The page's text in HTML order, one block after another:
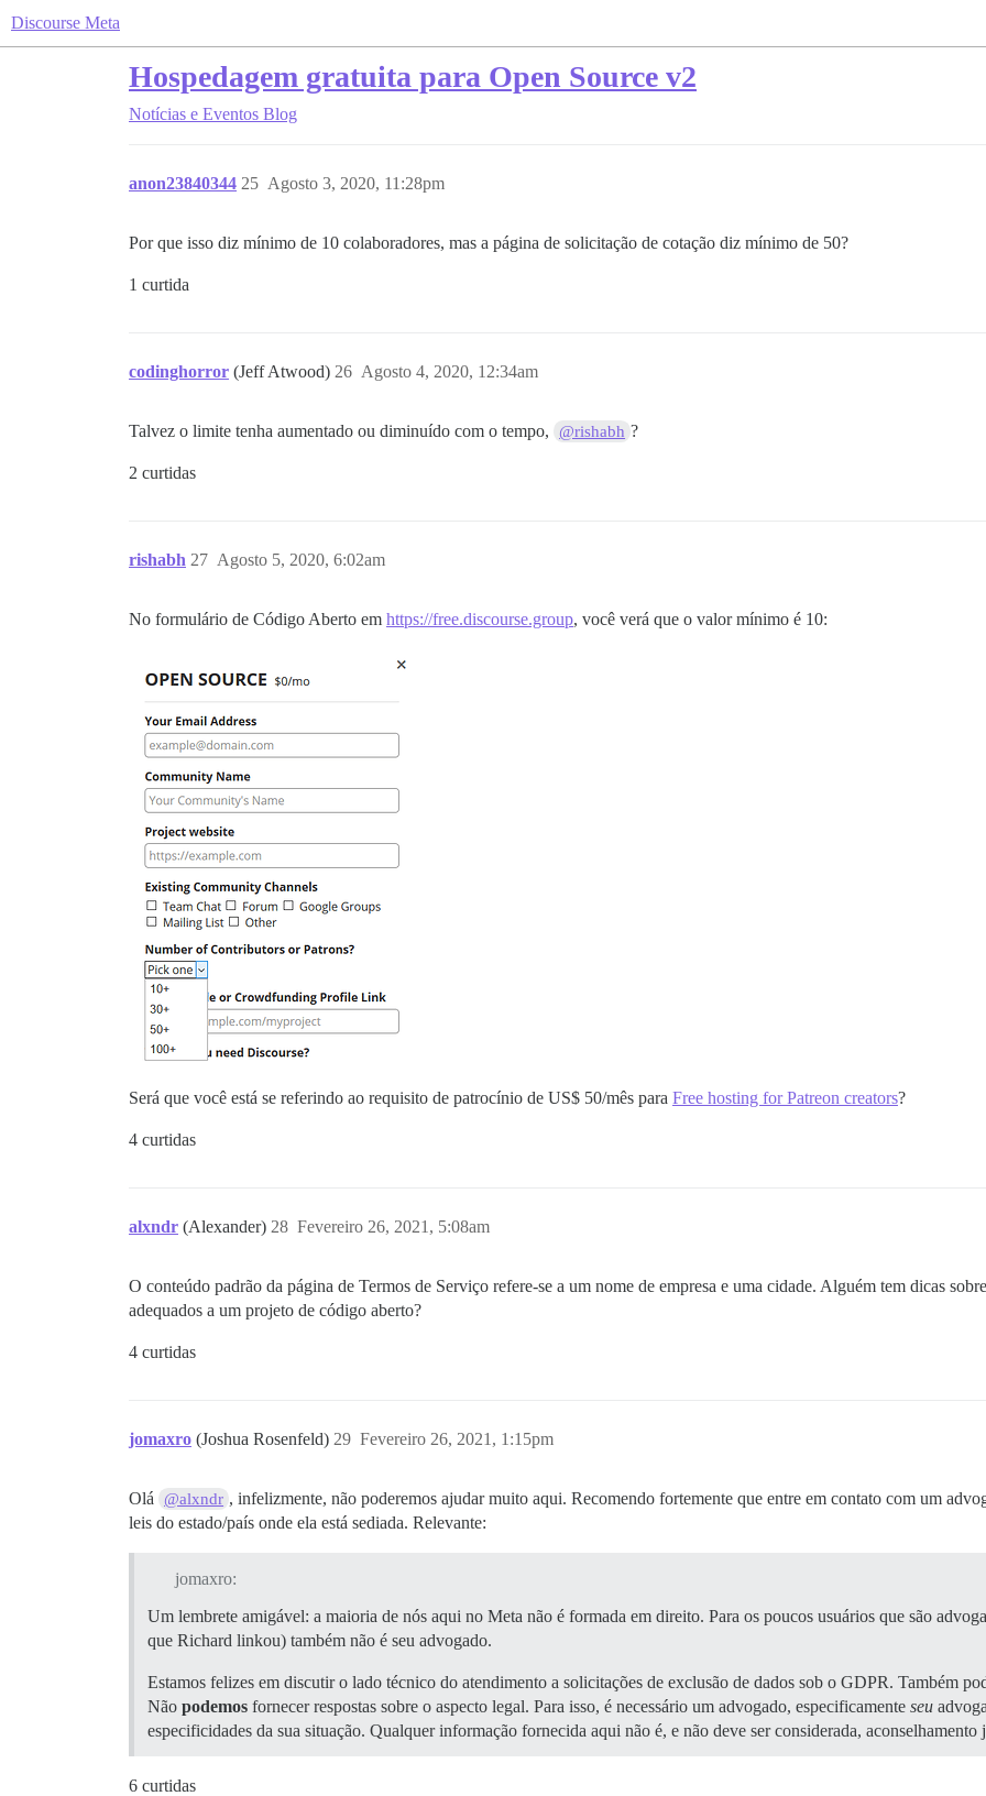
Discourse Meta
Hospedagem gratuita para Open Source v2
Notícias e Eventos Blog
anon23840344 Agosto 3, 2020, 11:28pm
25
Por que isso diz mínimo de 10 colaboradores, mas a página de solicitação de cotação diz mínimo de 50?
1 curtida
codinghorror (Jeff Atwood) Agosto 4, 2020, 12:34am
26
Talvez o limite tenha aumentado ou diminuído com o tempo, @rishabh ?
2 curtidas
rishabh Agosto 5, 2020, 6:02am
27
No formulário de Código Aberto em https://free.discourse.group, você verá que o valor mínimo é 10:
Será que você está se referindo ao requisito de patrocínio de US$ 50/mês para Free hosting for Patreon creators?
4 curtidas
alxndr (Alexander) Fevereiro 26, 2021, 5:08am
28
O conteúdo padrão da página de Termos de Serviço refere-se a um nome de empresa e uma cidade. Alguém tem dicas
adequados a um projeto de código aberto?
4 curtidas
jomaxro (Joshua Rosenfeld) Fevereiro 26, 2021, 1:15pm
29
Olá @alxndr , infelizmente, não poderemos ajudar muito aqui. Recomendo fortemente que entre em contato com um
leis do estado/país onde ela está sediada. Relevante:
jomaxro:
Um lembrete amigável: a maioria de nós aqui no Meta não é formada em direito. Para os poucos usuários que são
que Richard linkou) também não é seu advogado.
Estamos felizes em discutir o lado técnico do atendimento a solicitações de exclusão de dados sob o GDPR. Também
Não podemos fornecer respostas sobre o aspecto legal. Para isso, é necessário um advogado, especificamente seu
especificidades da sua situação. Qualquer informação fornecida aqui não é, e não deve ser considerada, aconselhamento
6 curtidas